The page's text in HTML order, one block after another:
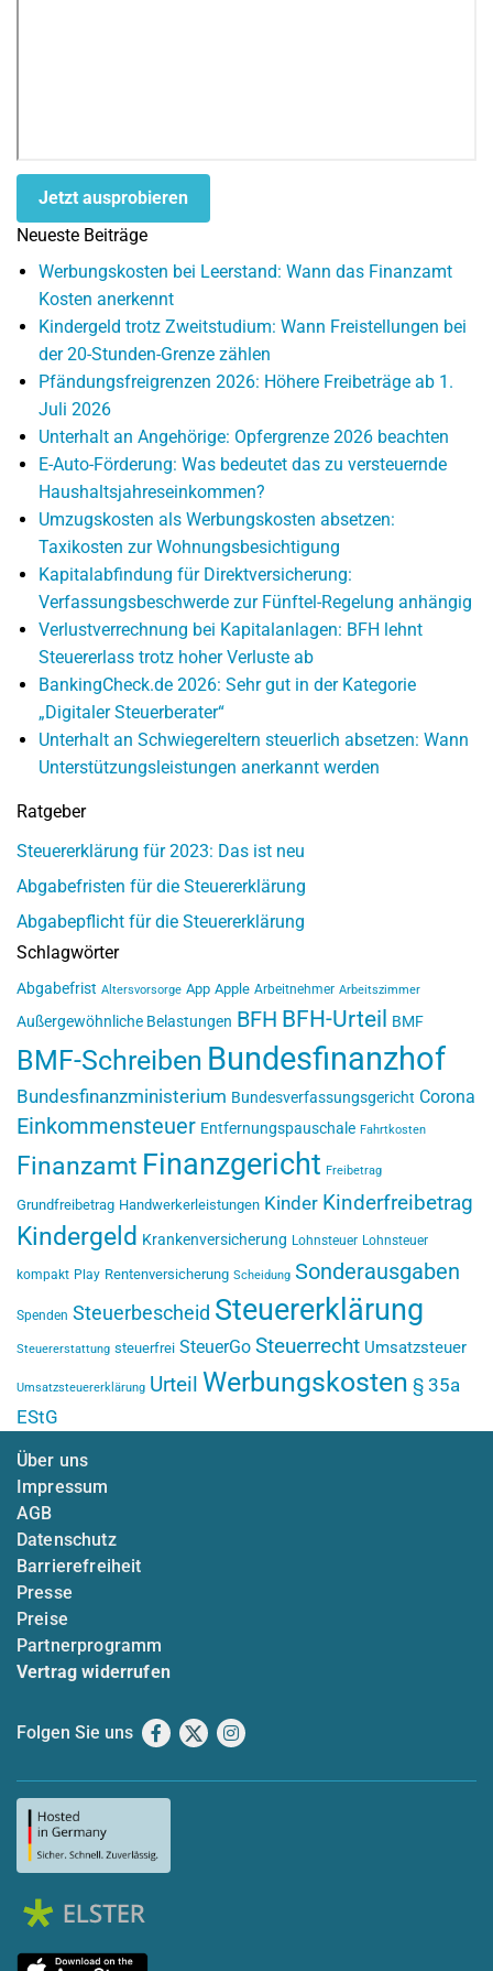
Jetzt ausprobieren
Neueste Beiträge
Werbungskosten bei Leerstand: Wann das Finanzamt
Kosten anerkennt
Kindergeld trotz Zweitstudium: Wann Freistellungen bei
der 20-Stunden-Grenze zählen
Pfändungsfreigrenzen 2026: Höhere Freibeträge ab 1.
Juli 2026
Unterhalt an Angehörige: Opfergrenze 2026 beachten
E-Auto-Förderung: Was bedeutet das zu versteuernde
Haushaltsjahreseinkommen?
Umzugskosten als Werbungskosten absetzen:
Taxikosten zur Wohnungsbesichtigung
Kapitalabfindung für Direktversicherung:
Verfassungsbeschwerde zur Fünftel-Regelung anhängig
Verlustverrechnung bei Kapitalanlagen: BFH lehnt
Steuererlass trotz hoher Verluste ab
BankingCheck.de 2026: Sehr gut in der Kategorie
„Digitaler Steuerberater“
Unterhalt an Schwiegereltern steuerlich absetzen: Wann
Unterstützungsleistungen anerkannt werden
Ratgeber
Steuererklärung für 2023: Das ist neu
Abgabefristen für die Steuererklärung
Abgabepflicht für die Steuererklärung
Schlagwörter
Abgabefrist Altersvorsorge App Apple Arbeitnehmer Arbeitszimmer
Außergewöhnliche Belastungen BFH BFH-Urteil BMF
BMF-Schreiben Bundesfinanzhof
Bundesfinanzministerium Bundesverfassungsgericht Corona
Einkommensteuer Entfernungspauschale Fahrtkosten
Finanzamt Finanzgericht Freibetrag
Grundfreibetrag Handwerkerleistungen Kinder Kinderfreibetrag
Kindergeld Krankenversicherung Lohnsteuer Lohnsteuer
kompakt Play Rentenversicherung Scheidung Sonderausgaben
Spenden Steuerbescheid Steuererklärung
Steuererstattung steuerfrei SteuerGo Steuerrecht Umsatzsteuer
Umsatzsteuererklärung Urteil Werbungskosten § 35a
EStG
Über uns
Impressum
AGB
Datenschutz
Barrierefreiheit
Presse
Preise
Partnerprogramm
Vertrag widerrufen
Folgen Sie uns Facebook
X Instagram